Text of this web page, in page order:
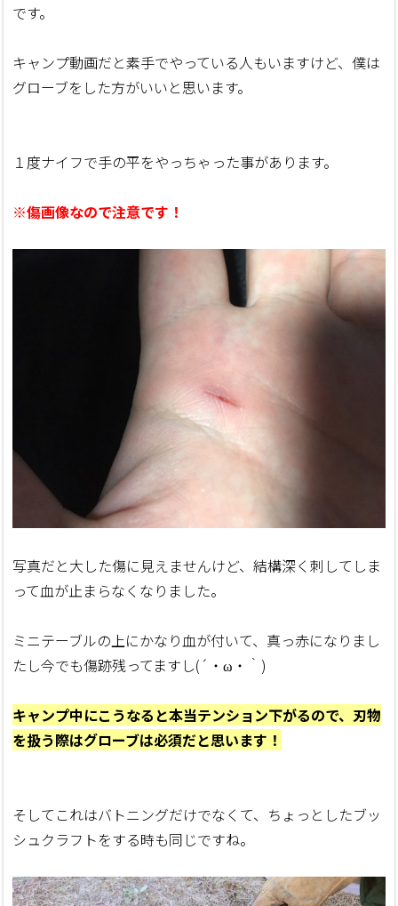
です。
キャンプ動画だと素手でやっている人もいますけど、僕は
グローブをした方がいいと思います。
１度ナイフで手の平をやっちゃった事があります。
※傷画像なので注意です！
写真だと大した傷に見えませんけど、結構深く刺してしま
って血が止まらなくなりました。
ミニテーブルの上にかなり血が付いて、真っ赤になりまし
たし今でも傷跡残ってますし(´・ω・｀)
キャンプ中にこうなると本当テンション下がるので、刃物
を扱う際はグローブは必須だと思います！
そしてこれはバトニングだけでなくて、ちょっとしたブッ
シュクラフトをする時も同じですね。